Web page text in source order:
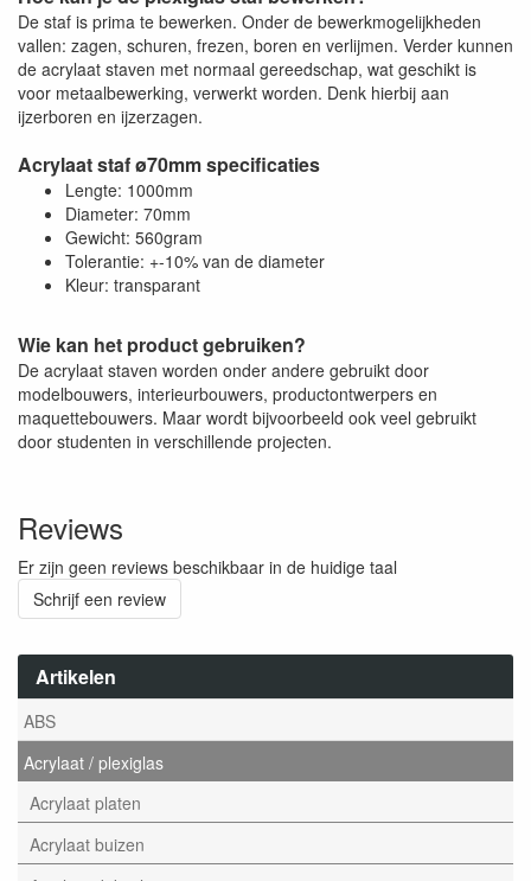
Artikelen
ABS
Acrylaat / plexiglas
Acrylaat platen
Acrylaat buizen
De staf is prima te bewerken. Onder de bewerkmogelijkheden
vallen: zagen, schuren, frezen, boren en verlijmen. Verder kunnen
de acrylaat staven met normaal gereedschap, wat geschikt is
voor metaalbewerking, verwerkt worden. Denk hierbij aan
ijzerboren en ijzerzagen.
Acrylaat staf ø70mm specificaties
Lengte: 1000mm
Diameter: 70mm
Gewicht: 560gram
Tolerantie: +-10% van de diameter
Kleur: transparant
Wie kan het product gebruiken?
De acrylaat staven worden onder andere gebruikt door
modelbouwers, interieurbouwers, productontwerpers en
maquettebouwers. Maar wordt bijvoorbeeld ook veel gebruikt
door studenten in verschillende projecten.
Reviews
Er zijn geen reviews beschikbaar in de huidige taal
Schrijf een review